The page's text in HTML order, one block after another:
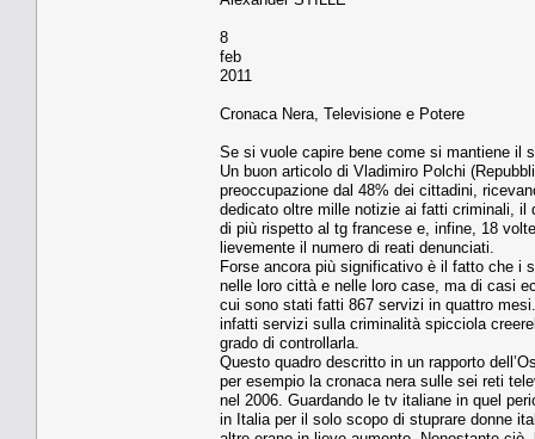
8
feb
2011
Cronaca Nera, Televisione e Potere
Se si vuole capire bene come si mantiene il
Un buon articolo di Vladimiro Polchi
preoccupazione dal 48% dei cittadini,
dedicato oltre mille notizie ai fatti criminali, il
di più rispetto al tg francese e, infine, 18
lievemente il numero di reati denunciati.
Forse ancora più significativo è il fatto che i
nelle loro città e nelle loro case, ma di casi
cui sono stati fatti 867 servizi in quattro
infatti servizi sulla criminalità spicciola
grado di controllarla.
Questo quadro descritto in un rapporto
per esempio la cronaca nera sulle sei reti
nel 2006. Guardando le tv italiane in quel
in Italia per il solo scopo di stuprare donne